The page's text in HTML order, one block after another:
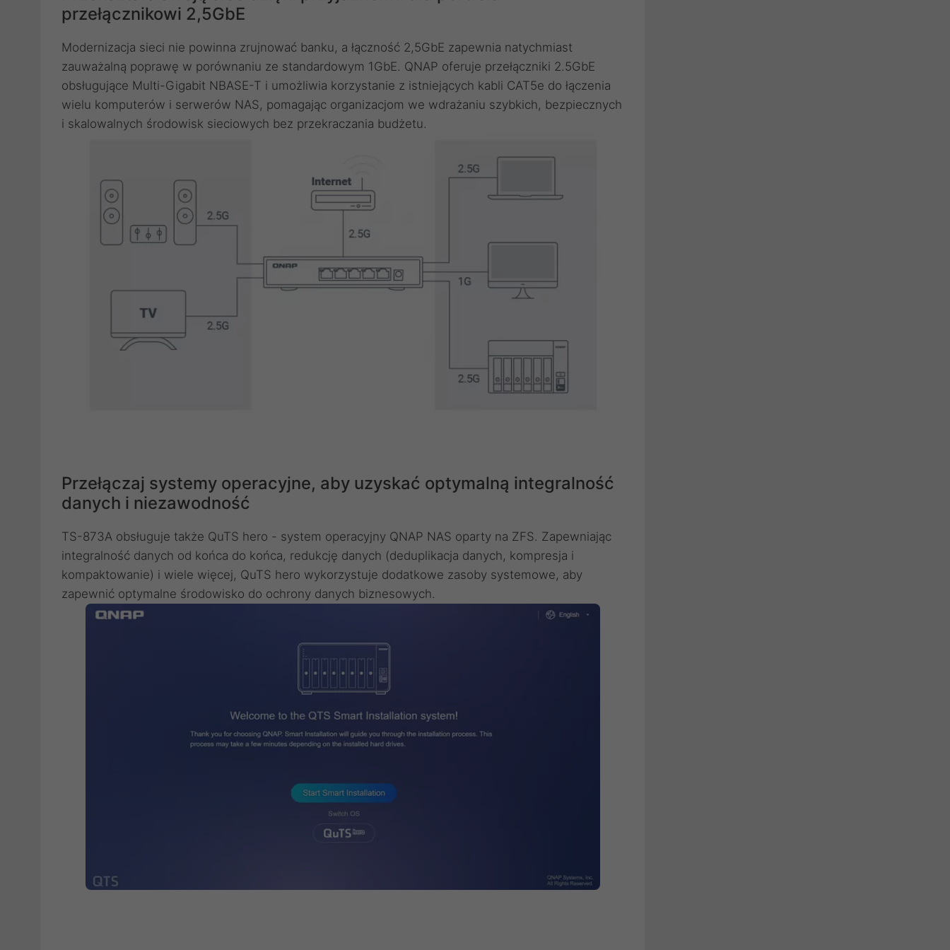
przełącznikowi 2,5GbE
Modernizacja sieci nie powinna zrujnować banku, a łączność 2,5GbE zapewnia natychmiast
zauważalną poprawę w porównaniu ze standardowym 1GbE. QNAP oferuje przełączniki 2.5GbE
obsługujące Multi-Gigabit NBASE-T i umożliwia korzystanie z istniejących kabli CAT5e do łączenia
wielu komputerów i serwerów NAS, pomagając organizacjom we wdrażaniu szybkich, bezpiecznych
i skalowalnych środowisk sieciowych bez przekraczania budżetu.
Przełączaj systemy operacyjne, aby uzyskać optymalną integralność
danych i niezawodność
TS-873A obsługuje także QuTS hero - system operacyjny QNAP NAS oparty na ZFS. Zapewniając
integralność danych od końca do końca, redukcję danych (deduplikacja danych, kompresja i
kompaktowanie) i wiele więcej, QuTS hero wykorzystuje dodatkowe zasoby systemowe, aby
zapewnić optymalne środowisko do ochrony danych biznesowych.